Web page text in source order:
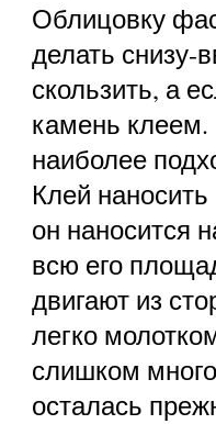
Облицовку
делать снизу-
скользить, а
камень клеем.
наиболее
Клей
он наносится
всю его
двигают из
легко
слишком
осталась